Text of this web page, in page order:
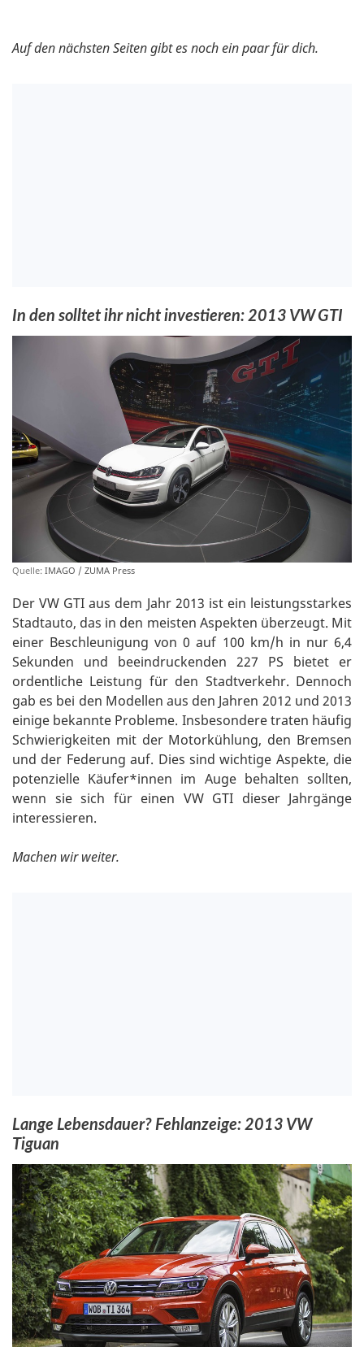
Auf den nächsten Seiten gibt es noch ein paar für dich.
In den solltet ihr nicht investieren: 2013 VW GTI
Quelle: IMAGO / ZUMA Press
Der VW GTI aus dem Jahr 2013 ist ein leistungsstarkes
Stadtauto, das in den meisten Aspekten überzeugt. Mit
einer Beschleunigung von 0 auf 100 km/h in nur 6,4
Sekunden und beeindruckenden 227 PS bietet er
ordentliche Leistung für den Stadtverkehr. Dennoch
gab es bei den Modellen aus den Jahren 2012 und 2013
einige bekannte Probleme. Insbesondere traten häufig
Schwierigkeiten mit der Motorkühlung, den Bremsen
und der Federung auf. Dies sind wichtige Aspekte, die
potenzielle Käufer*innen im Auge behalten sollten,
wenn sie sich für einen VW GTI dieser Jahrgänge
interessieren.
Machen wir weiter.
Lange Lebensdauer? Fehlanzeige: 2013 VW
Tiguan